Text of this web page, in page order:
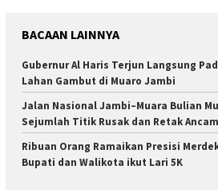
BACAAN LAINNYA
Gubernur Al Haris Terjun Langsung
Lahan Gambut di Muaro Jambi
Jalan Nasional Jambi–Muara Bulian
Sejumlah Titik Rusak dan Retak
Ribuan Orang Ramaikan Presisi
Bupati dan Walikota ikut Lari 5K